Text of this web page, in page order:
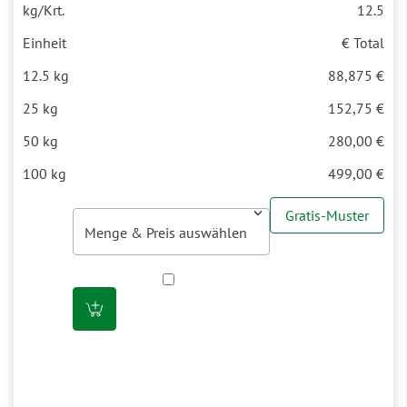
12.5
€ Total
88,875 €
152,75 €
280,00 €
499,00 €
Gratis-Muster